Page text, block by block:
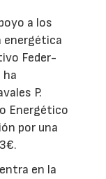
a los
energética
Feder-
ha
P.
Energético
por una
en la